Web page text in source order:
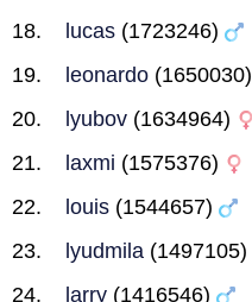
lucas (1723246)
leonardo (1650030)
lyubov (1634964)
laxmi (1575376)
louis (1544657)
lyudmila (1497105)
larry (1416546)